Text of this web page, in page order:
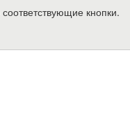
кнопки.